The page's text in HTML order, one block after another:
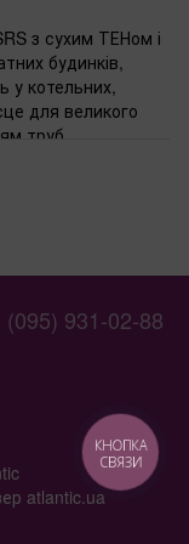
з сухим ТЕНом і
будинків,
у котельних,
для великого
труб.
4-6 осіб миють
приміщеннях з
на стінах.
Ремонтники
воді ресурс
(095) 931-02-88
atlantic.ua
КНОПКА
СВЯЗИ